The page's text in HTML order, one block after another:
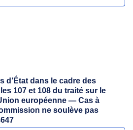
d’État dans le cadre des
107 et 108 du traité sur le
européenne — Cas à
ne soulève pas